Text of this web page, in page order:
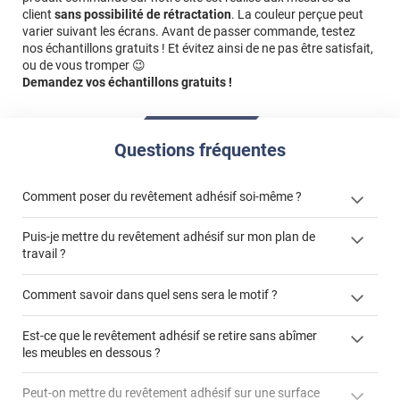
client sans possibilité de rétractation. La couleur perçue peut
varier suivant les écrans. Avant de passer commande, testez
nos échantillons gratuits ! Et évitez ainsi de ne pas être satisfait,
ou de vous tromper 😉
Demandez vos échantillons gratuits !
Questions fréquentes
Comment poser du revêtement adhésif soi-même ?
« Comment poser un revêtement adhésif ? »
Puis-je mettre du revêtement adhésif sur mon plan de
travail ?
"Peut-on installer du
Comment savoir dans quel sens sera le motif ?
Est-ce que le revêtement adhésif se retire sans abîmer
les meubles en dessous ?
Peut-on mettre du revêtement adhésif sur une surface